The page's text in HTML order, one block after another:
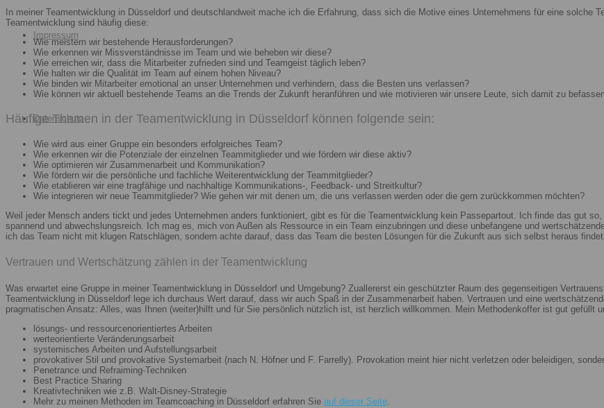
Impressum
Datenschutz
In meiner Teamentwicklung in Düsseldorf und deutschlandweit mache ich die Erfahrung, dass sich die Motive eines Unternehmens für eine solche
Teamentwicklung sind häufig diese:
Wie meistern wir bestehende Herausforderungen?
Wie erkennen wir Missverständnisse im Team und wie beheben wir diese?
Wie erreichen wir, dass die Mitarbeiter zufrieden sind und Teamgeist täglich leben?
Wie halten wir die Qualität im Team auf einem hohen Niveau?
Wie binden wir Mitarbeiter emotional an unser Unternehmen und verhindern, dass die Besten uns verlassen?
Wie können wir aktuell bestehende Teams an die Trends der Zukunft heranführen und wie motivieren wir unsere Leute, sich damit zu
Häufige Themen in der Teamentwicklung in Düsseldorf können folgende sein:
Wie wird aus einer Gruppe ein besonders erfolgreiches Team?
Wie erkennen wir die Potenziale der einzelnen Teammitglieder und wie fördern wir diese aktiv?
Wie optimieren wir Zusammenarbeit und Kommunikation?
Wie fördern wir die persönliche und fachliche Weiterentwicklung der Teammitglieder?
Wie etablieren wir eine tragfähige und nachhaltige Kommunikations-, Feedback- und Streitkultur?
Wie integrieren wir neue Teammitglieder? Wie gehen wir mit denen um, die uns verlassen werden oder die gern zurückkommen möchten?
Weil jeder Mensch anders tickt und jedes Unternehmen anders funktioniert, gibt es für die Teamentwicklung kein Passepartout. Ich finde das gut
spannend und abwechslungsreich. Ich mag es, mich von Außen als Ressource in ein Team einzubringen und diese unbefangene und
ich das Team nicht mit klugen Ratschlägen, sondern achte darauf, dass das Team die besten Lösungen für die Zukunft aus sich selbst heraus findet
Vertrauen und Wertschätzung zählen in der Teamentwicklung
Was erwartet eine Gruppe in meiner Teamentwicklung in Düsseldorf und Umgebung? Zuallererst ein geschützter Raum des gegenseitigen
Teamentwicklung in Düsseldorf lege ich durchaus Wert darauf, dass wir auch Spaß in der Zusammenarbeit haben. Vertrauen und eine
pragmatischen Ansatz: Alles, was Ihnen (weiter)hilft und für Sie persönlich nützlich ist, ist herzlich willkommen. Mein Methodenkoffer ist gut gefüllt
lösungs- und ressourcenorientiertes Arbeiten
werteorientierte Veränderungsarbeit
systemisches Arbeiten und Aufstellungsarbeit
provokativer Stil und provokative Systemarbeit (nach N. Höfner und F. Farrelly). Provokation meint hier nicht verletzen oder beleidigen,
Penetrance und Refraiming-Techniken
Best Practice Sharing
Kreativtechniken wie z.B. Walt-Disney-Strategie
Mehr zu meinen Methoden im Teamcoaching in Düsseldorf erfahren Sie auf dieser Seite.